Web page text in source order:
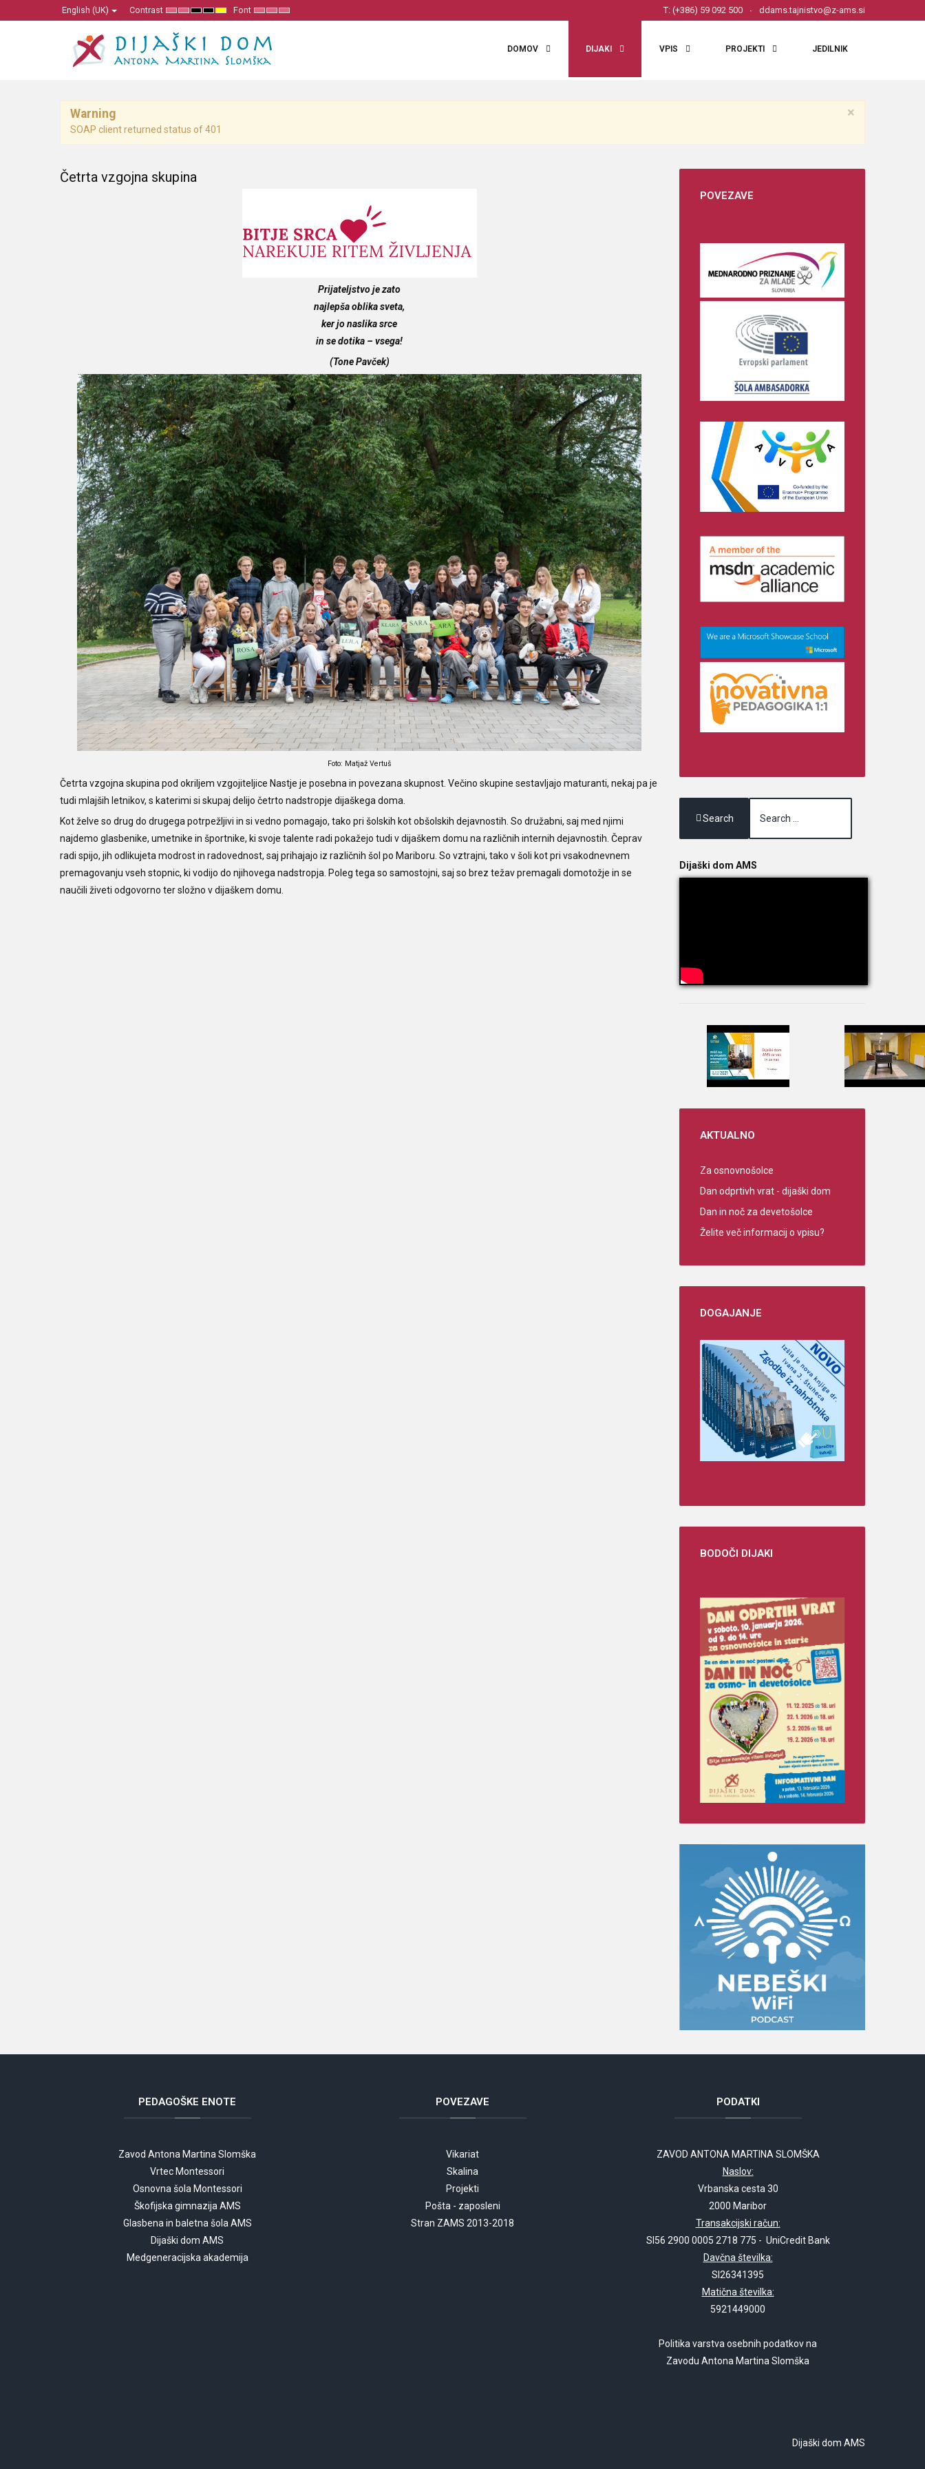
English (UK) Contrast
Default
mode
Night
mode
High
Contrast
White
mode
High
Contrast
Yellow
mode
High
Contrast
Black
mode
Font
Set
Smaller
Set
Default
Set
Larger
T: (+386) 59 092 500 ddams.tajnistvo@z-ams.si
DOMOV DIJAKI VPIS PROJEKTI JEDILNIK
×
Warning
SOAP client returned status of 401
Četrta vzgojna skupina
Prijateljstvo je zato
najlepša oblika sveta,
ker jo naslika srce
in se dotika – vsega!
(Tone Pavček)
Foto: Matjaž Vertuš
Četrta vzgojna skupina pod okriljem vzgojiteljice Nastje je posebna in povezana skupnost. Večino skupine sestavljajo maturanti, nekaj pa je
tudi mlajših letnikov, s katerimi si skupaj delijo četrto nadstropje dijaškega doma.
Kot želve so drug do drugega potrpežljivi in si vedno pomagajo, tako pri šolskih kot obšolskih dejavnostih. So družabni, saj med njimi
najdemo glasbenike, umetnike in športnike, ki svoje talente radi pokažejo tudi v dijaškem domu na različnih internih dejavnostih. Čeprav
radi spijo, jih odlikujeta modrost in radovednost, saj prihajajo iz različnih šol po Mariboru. So vztrajni, tako v šoli kot pri vsakodnevnem
premagovanju vseh stopnic, ki vodijo do njihovega nadstropja. Poleg tega so samostojni, saj so brez težav premagali domotožje in se
naučili živeti odgovorno ter složno v dijaškem domu.
POVEZAVE
Search
Dijaški dom AMS
AKTUALNO
Za osnovnošolce
Dan odprtivh vrat - dijaški dom
Dan in noč za devetošolce
Želite več informacij o vpisu?
DOGAJANJE
BODOČI DIJAKI
PEDAGOŠKE ENOTE
Zavod Antona Martina Slomška
Vrtec Montessori
Osnovna šola Montessori
Škofijska gimnazija AMS
Glasbena in baletna šola AMS
Dijaški dom AMS
Medgeneracijska akademija
POVEZAVE
Vikariat
Skalina
Projekti
Pošta - zaposleni
Stran ZAMS 2013-2018
PODATKI
ZAVOD ANTONA MARTINA SLOMŠKA
Naslov:
Vrbanska cesta 30
2000 Maribor
Transakcijski račun:
SI56 2900 0005 2718 775 - UniCredit Bank
Davčna številka:
SI26341395
Matična številka:
5921449000
Politika varstva osebnih podatkov na
Zavodu Antona Martina Slomška
Dijaški dom AMS